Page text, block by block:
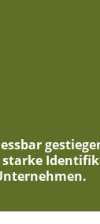
star­ke